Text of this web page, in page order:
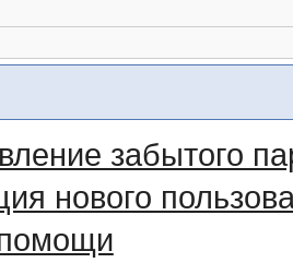
забытого
нового